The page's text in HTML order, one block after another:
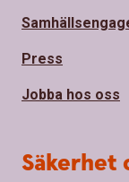
Press
Jobba hos oss